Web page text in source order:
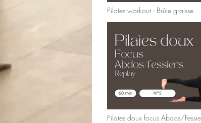
Pilates workout - Brûle graisse
Pilates doux focus Abdos/